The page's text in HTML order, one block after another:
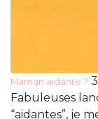
Maman aidante ?
Fabuleuses
“aidantes”, je